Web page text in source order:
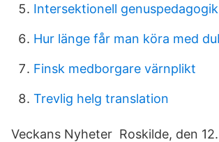
Intersektionell genuspedagogik
Hur länge får man köra med
Finsk medborgare värnplikt
Trevlig helg translation
Veckans Nyheter Roskilde, den